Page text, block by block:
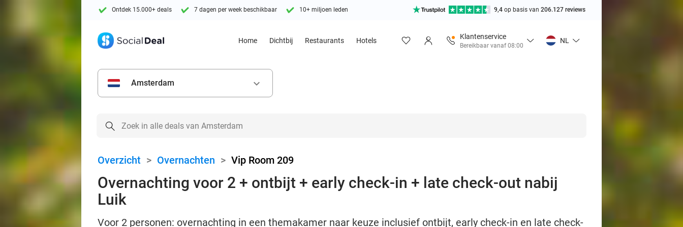
Ontdek 15.000+ deals 7 dagen per week beschikbaar 10+ miljoen leden 9,4 op basis van 206.127 reviews
Home Dichtbij Restaurants Hotels
Klantenservice
Bereikbaar vanaf 08:00
NL
Amsterdam keyboard_arrow_down
Overzicht > Overnachten > Vip Room 209
Overnachting voor 2 + ontbijt + early check-in + late check-out nabij
Luik
Voor 2 personen: overnachting in een themakamer naar keuze inclusief ontbijt, early check-in en late check-